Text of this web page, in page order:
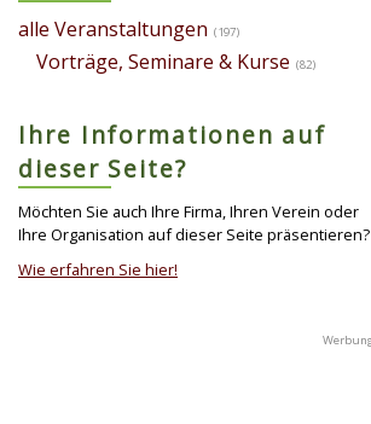
alle Veranstaltungen (197)
Vorträge, Seminare & Kurse (82)
Ihre Informationen auf
dieser Seite?
Möchten Sie auch Ihre Firma, Ihren Verein oder
Ihre Organisation auf dieser Seite präsentieren?
Wie erfahren Sie hier!